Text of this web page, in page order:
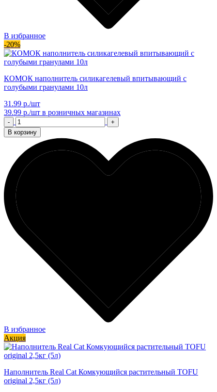
В избранное
-20%
КОМОК наполнитель силикагелевый впитывающий с
голубыми гранулами 10л
31.99 р./шт
39.99 р./шт в розничных магазинах
-
+
В корзину
В избранное
Акция
Наполнитель Real Cat Комкующийся растительный TOFU
original 2,5кг (5л)